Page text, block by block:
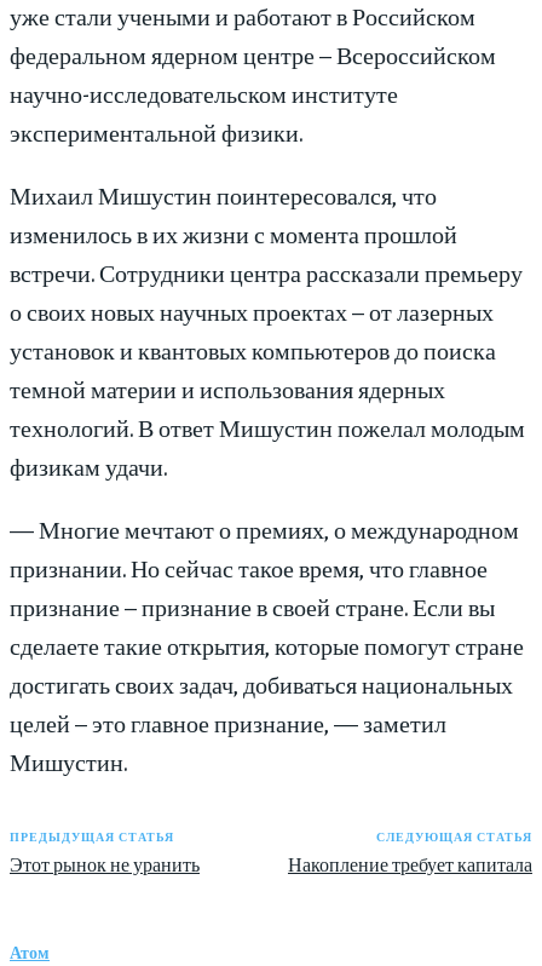
уже стали учеными и работают в Российском
федеральном ядерном центре – Всероссийском
научно-исследовательском институте
экспериментальной физики.
Михаил Мишустин поинтересовался, что
изменилось в их жизни с момента прошлой
встречи. Сотрудники центра рассказали премьеру
о своих новых научных проектах – от лазерных
установок и квантовых компьютеров до поиска
темной материи и использования ядерных
технологий. В ответ Мишустин пожелал молодым
физикам удачи.
— Многие мечтают о премиях, о международном
признании. Но сейчас такое время, что главное
признание – признание в своей стране. Если вы
сделаете такие открытия, которые помогут стране
достигать своих задач, добиваться национальных
целей – это главное признание, — заметил
Мишустин.
ПРЕДЫДУЩАЯ СТАТЬЯ
Этот рынок не уранить
СЛЕДУЮЩАЯ СТАТЬЯ
Накопление требует капитала
Атом